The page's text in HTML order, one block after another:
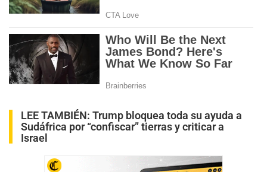
LEE TAMBIÉN: Trump bloquea toda su ayuda a
Sudáfrica por “confiscar” tierras y criticar a
Israel